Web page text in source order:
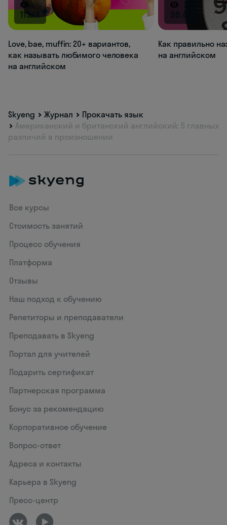
113.1K
Love, bae, muffin: 20+ вариантов,
как называть любимого человека
на английском
98.4K
Как правильно
на английском
Skyeng Журнал
Прокачать язык
Американский и британский английский: 5 главных
различий в произношении
Все курсы
Стоимость занятий
Процесс обучения
Платформа
Отзывы
Наш подход к обучению
Репетиторы и преподаватели
Преподавать в Skyeng
Портал для учителей
Подарить сертификат
Партнерская программа
Бонус за рекомендацию
Корпоративное обучение
Вопрос-ответ
Адреса и контакты
Карьера в Skyeng
Пресс-центр